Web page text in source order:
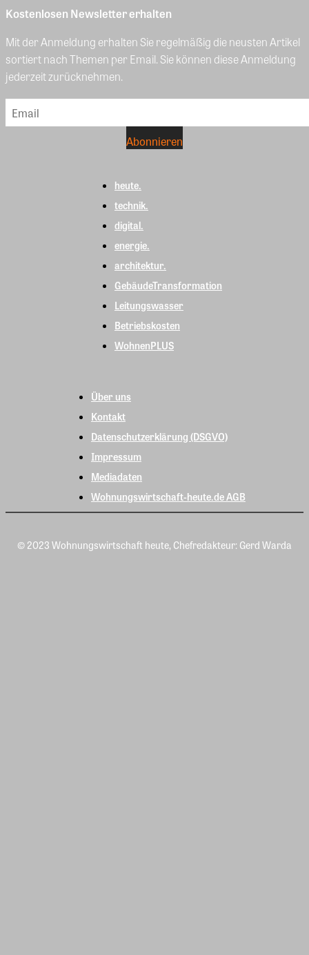
Kostenlosen Newsletter erhalten
Mit der Anmeldung erhalten Sie regelmäßig die neusten Artikel
sortiert nach Themen per Email. Sie können diese Anmeldung
jederzeit zurücknehmen.
heute.
technik.
digital.
energie.
architektur.
GebäudeTransformation
Leitungswasser
Betriebskosten
WohnenPLUS
Über uns
Kontakt
Datenschutzerklärung (DSGVO)
Impressum
Mediadaten
Wohnungswirtschaft-heute.de AGB
© 2023 Wohnungswirtschaft heute, Chefredakteur: Gerd Warda